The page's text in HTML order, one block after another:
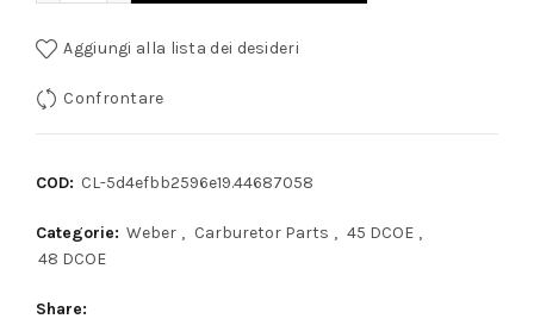
Aggiungi alla lista dei desideri
Confrontare
COD: CL-5d4efbb2596e19.44687058
Categorie: Weber , Carburetor Parts , 45 DCOE ,
48 DCOE
Share